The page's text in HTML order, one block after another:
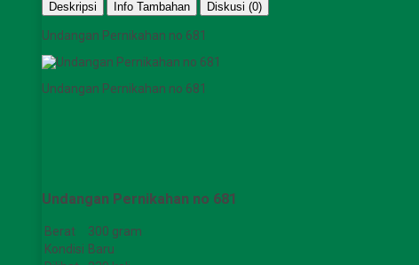
Deskripsi Info Tambahan Diskusi (0)
Undangan Pernikahan no 681
Undangan Pernikahan no 681
Undangan Pernikahan no 681
Berat
300 gram
Kondisi Baru